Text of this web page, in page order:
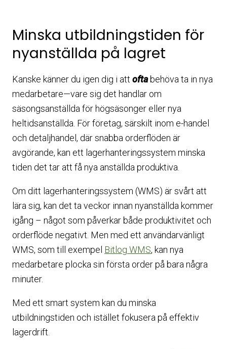
Minska utbildningstiden för
nyanställda på lagret
Kanske känner du igen dig i att oftabehöva ta in nya
medarbetare—vare sig det handlar om
säsongsanställda för högsäsonger eller nya
heltidsanställda. För företag, särskilt inom e-handel
och detaljhandel, där snabba orderflöden är
avgörande, kan ett lagerhanteringssystem minska
tiden det tar att få nya anställda produktiva.
Om ditt lagerhanteringssystem (WMS) är svårt att
lära sig, kan det ta veckor innan nyanställda kommer
igång – något som påverkar både produktivitet och
orderflöde negativt. Men med ett användarvänligt
WMS, som till exempel Bitlog WMS, kan nya
medarbetare plocka sin första order på bara några
minuter.
Med ett smart system kan du minska
utbildningstiden och istället fokusera på effektiv
lagerdrift.